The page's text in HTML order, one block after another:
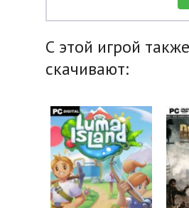
С этой игрой также
скачивают: